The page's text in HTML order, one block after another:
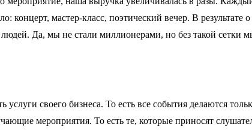
концерт, мастер-класс, поэтический вечер. В результате о
Да, мы не стали миллионерами, но без такой сетки
своего бизнеса. То есть все события делаются
мероприятия. То есть те, которые приносят